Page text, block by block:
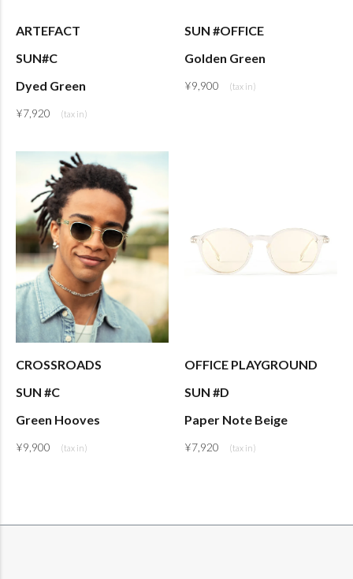
ARTEFACT
SUN#C
Dyed Green
¥7,920
SUN #OFFICE
Golden Green
¥9,900
CROSSROADS
SUN #C
Green Hooves
¥9,900
OFFICE PLAYGROUND
SUN #D
Paper Note Beige
¥7,920